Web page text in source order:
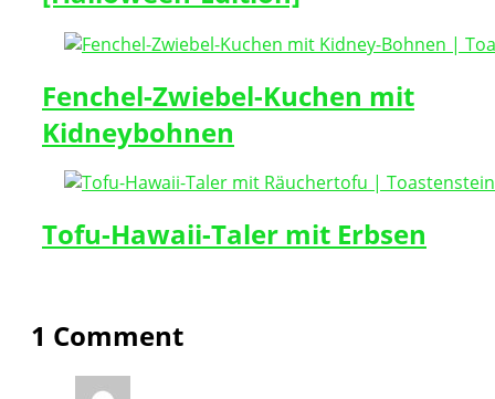
Fenchel-Zwiebel-Kuchen mit
Kidneybohnen
Tofu-Hawaii-Taler mit Erbsen
1 Comment